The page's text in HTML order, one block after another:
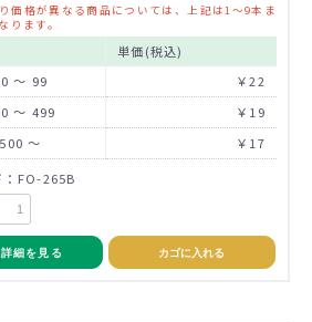
価格が異なる商品については、上記は1～9本ま
ります。
単価(税込)
～ 99
￥22
～ 499
￥19
500 ～
￥17
：FO-265B
細を見る カゴに入れる